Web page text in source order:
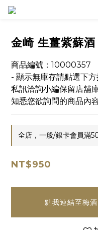
金崎 生薑紫蘇酒
商品編號：10000357
- 顯示無庫存請點選下
私訊洽詢小編保留店舖
知悉您欲詢問的商品內
全店，一般/銀卡會員滿
NT$950
點我連結至梅